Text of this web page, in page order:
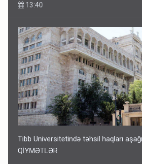
13:40
Tibb Universitetində təhsil haqları
QİYMƏTLƏR